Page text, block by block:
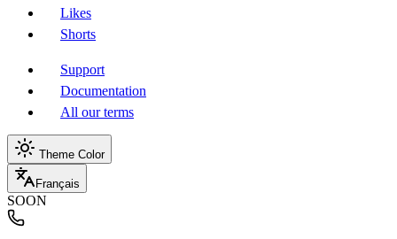
Likes
Shorts
Support
Documentation
All our terms
Theme Color
Français
SOON